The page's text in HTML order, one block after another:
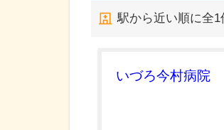
駅から近い順に全1
いづろ今村病院